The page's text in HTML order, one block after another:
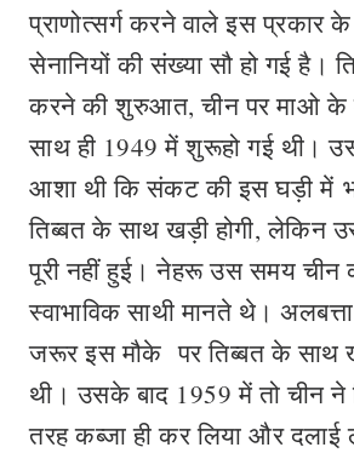
प्राणोत्सर्ग करने वाले इस प्रकार
सेनानियों की संख्या सौ हो गई है।
करने की शुरुआत, चीन पर माओ
साथ ही 1949 में शुरूहो गई थी।
आशा थी कि संकट की इस घड़ी में
तिब्बत के साथ खड़ी होगी, लेकिन
पूरी नहीं हुई। नेहरू उस समय चीन
स्वाभाविक साथी मानते थे।
जरूर इस मौके पर तिब्बत के साथ
थी। उसके बाद 1959 में तो चीन ने
तरह कब्जा ही कर लिया और दलाई